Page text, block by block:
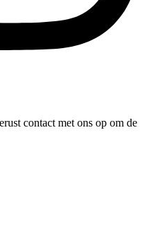
contact met ons op om de